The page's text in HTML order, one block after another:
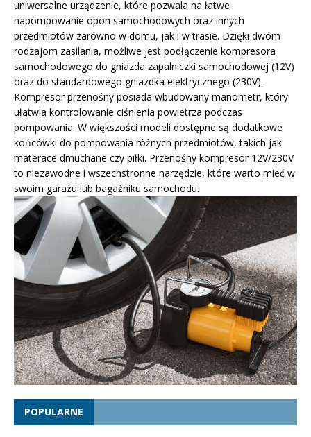
uniwersalne urządzenie, które pozwala na łatwe
napompowanie opon samochodowych oraz innych
przedmiotów zarówno w domu, jak i w trasie. Dzięki dwóm
rodzajom zasilania, możliwe jest podłączenie kompresora
samochodowego do gniazda zapalniczki samochodowej (12V)
oraz do standardowego gniazdka elektrycznego (230V).
Kompresor przenośny posiada wbudowany manometr, który
ułatwia kontrolowanie ciśnienia powietrza podczas
pompowania. W większości modeli dostępne są dodatkowe
końcówki do pompowania różnych przedmiotów, takich jak
materace dmuchane czy piłki. Przenośny kompresor 12V/230V
to niezawodne i wszechstronne narzędzie, które warto mieć w
swoim garażu lub bagażniku samochodu.
POPULARNE